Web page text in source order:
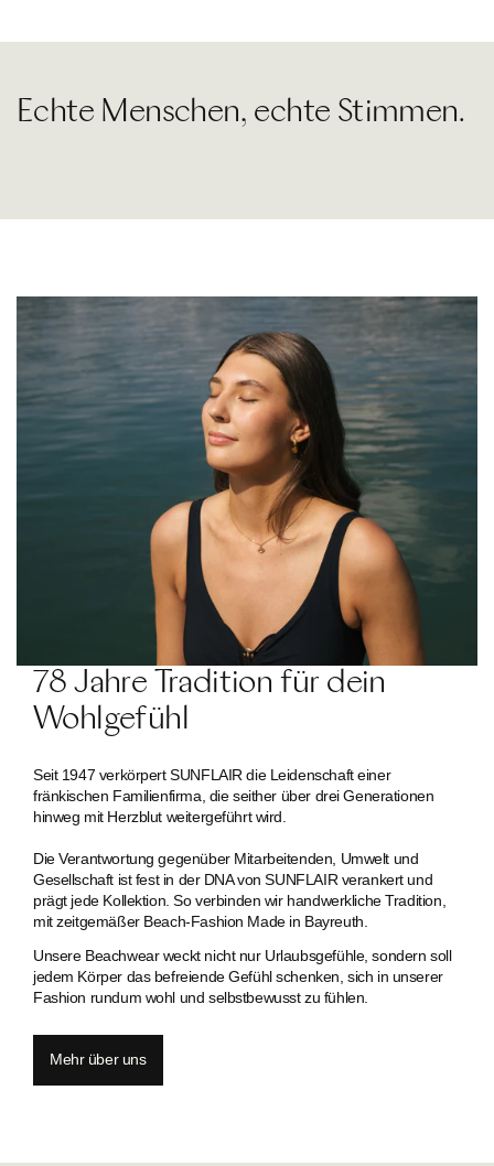
Echte Menschen, echte Stimmen.
78 Jahre Tradition für dein
Wohlgefühl
Seit 1947 verkörpert SUNFLAIR die Leidenschaft einer
fränkischen Familien­firma, die seither über drei Generationen
hinweg mit Herzblut weitergeführt wird.
Die Verantwortung gegenüber Mitarbeitenden, Umwelt und
Gesellschaft ist fest in der DNA von SUNFLAIR verankert und
prägt jede Kollektion. So verbinden wir handwerkliche Tradition,
mit zeitgemäßer Beach-Fashion Made in Bayreuth.
Unsere Beachwear weckt nicht nur Urlaubsgefühle, sondern soll
jedem Körper das befreiende Gefühl schenken, sich in unserer
Fashion rundum wohl und selbstbewusst zu fühlen.
Mehr über uns